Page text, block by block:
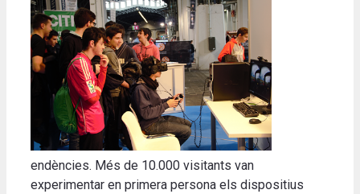
endències. Més de 10.000 visitants van
experimentar en primera persona els dispositius